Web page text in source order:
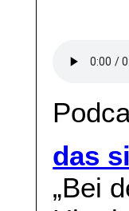
das
„Bei